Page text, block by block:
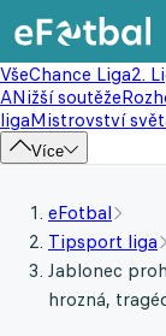
VšeChance Liga2.
ANižší soutěže
ligaMistrovství
Více
eFotbal
Tipsport liga
Jablonec
hrozná,